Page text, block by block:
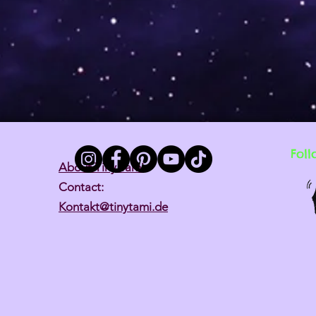
About Tiny Tami
Contact:
Kontakt@tinytami.de